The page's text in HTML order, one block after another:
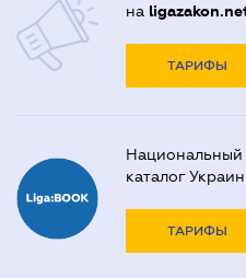
на
ТАРИФЫ
каталог
ТАРИФЫ